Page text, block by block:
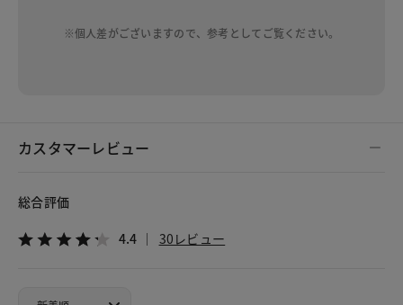
※個人差がございますので、参考としてご覧ください。
カスタマーレビュー
総合評価
4.4 30レビュー